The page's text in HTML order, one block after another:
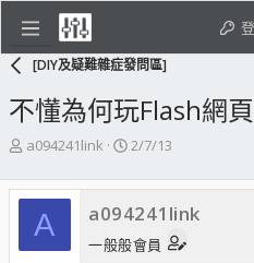
[DIY及疑難雜症發問區]
不懂為何玩Flash網
主
發
人
a094241link
開
日
期
2/7/13
A a094241link
一般般會員